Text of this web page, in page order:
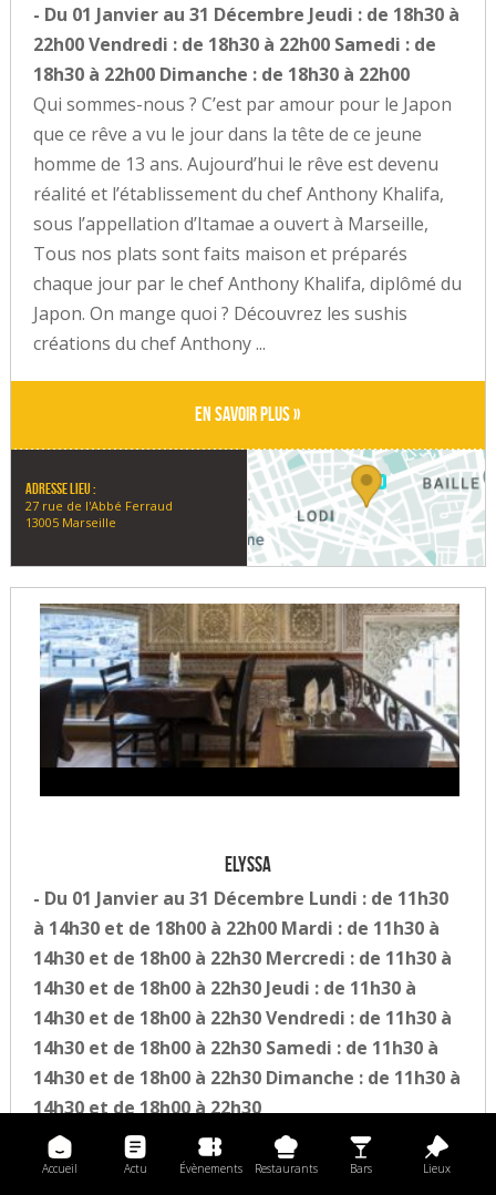
- Du 01 Janvier au 31 Décembre Jeudi : de 18h30 à
22h00 Vendredi : de 18h30 à 22h00 Samedi : de
18h30 à 22h00 Dimanche : de 18h30 à 22h00
Qui sommes-nous ? C’est par amour pour le Japon
que ce rêve a vu le jour dans la tête de ce jeune
homme de 13 ans. Aujourd’hui le rêve est devenu
réalité et l’établissement du chef Anthony Khalifa,
sous l’appellation d’Itamae a ouvert à Marseille,
Tous nos plats sont faits maison et préparés
chaque jour par le chef Anthony Khalifa, diplômé du
Japon. On mange quoi ? Découvrez les sushis
créations du chef Anthony ...
En savoir plus »
Adresse lieu :
27 rue de l'Abbé Ferraud
13005 Marseille
Elyssa
- Du 01 Janvier au 31 Décembre Lundi : de 11h30
à 14h30 et de 18h00 à 22h00 Mardi : de 11h30 à
14h30 et de 18h00 à 22h30 Mercredi : de 11h30 à
14h30 et de 18h00 à 22h30 Jeudi : de 11h30 à
14h30 et de 18h00 à 22h30 Vendredi : de 11h30 à
14h30 et de 18h00 à 22h30 Samedi : de 11h30 à
14h30 et de 18h00 à 22h30 Dimanche : de 11h30 à
14h30 et de 18h00 à 22h30
Qui sommes-nous ? Entrez dans un lieu dépaysant,
haut en couleurs, riche en symboles. Ce restaurant
Accueil Actu Évènements Restaurants Bars Lieux